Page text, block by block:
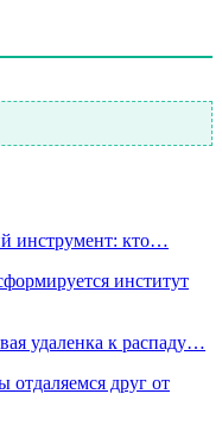
инструмент: кто…
институт
удаленка к распаду…
отдаляемся друг от